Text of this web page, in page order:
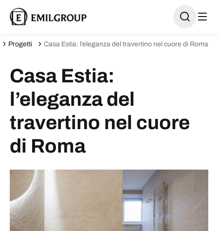
Progetti Casa Estia: l’eleganza del travertino nel cuore di Roma
Casa Estia:
l’eleganza del
travertino nel cuore
di Roma